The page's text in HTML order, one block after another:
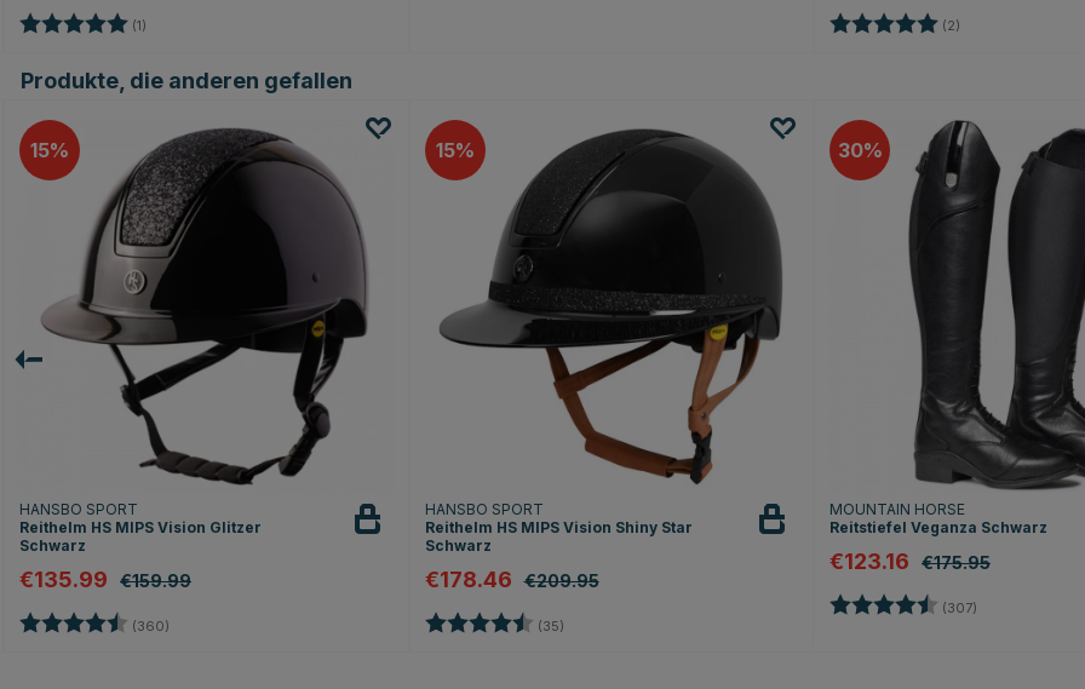
Bewertung: (1) Bewertung: (2)
Produkte, die anderen gefallen
15
HANSBO SPORT
Reithelm HS MIPS Vision Glitzer
Schwarz
€135.99 €159.99
Bewertung: (360)
15
HANSBO SPORT
Reithelm HS MIPS Vision Shiny Star
Schwarz
€178.46 €209.95
Bewertung: (35)
30
MOUNTAIN HORSE
Reitstiefel Veganza Schwarz
€123.16 €175.95
Bewertung: (307)